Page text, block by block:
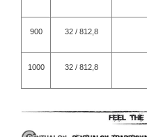
900 32 / 812,8
1000 32 / 812,8